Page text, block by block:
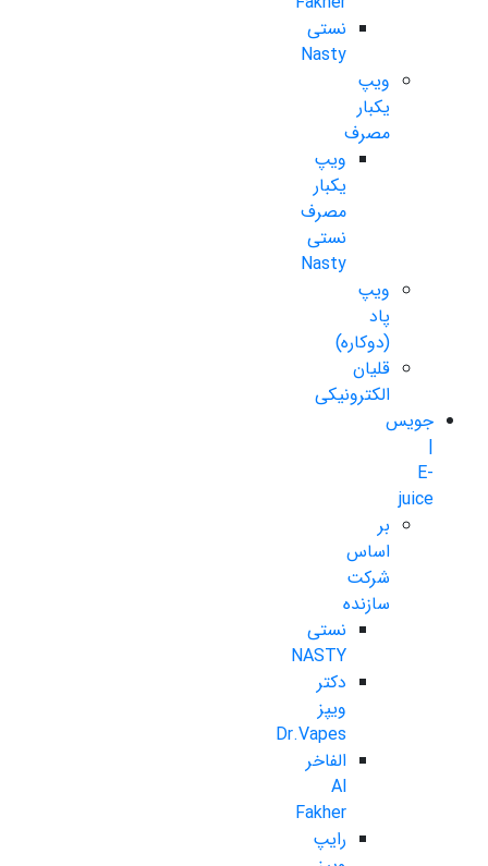
نستی
Nasty
ویپ
یکبار
مصرف
ویپ
یکبار
مصرف
نستی
Nasty
ویپ
پاد
(دوکاره)
قلیان
الکترونیکی
جویس
|
E-
juice
بر
اساس
شرکت
سازنده
نستی
NASTY
دکتر
ویپز
Dr.Vapes
الفاخر
Al
Fakher
رایپ